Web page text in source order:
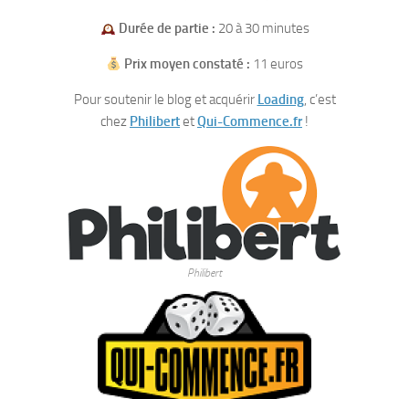
Durée de partie : 20 à 30 minutes
Prix moyen constaté : 11 euros
Pour soutenir le blog et acquérir Loading, c’est
chez PhilibertetQui-Commence.fr!
Philibert